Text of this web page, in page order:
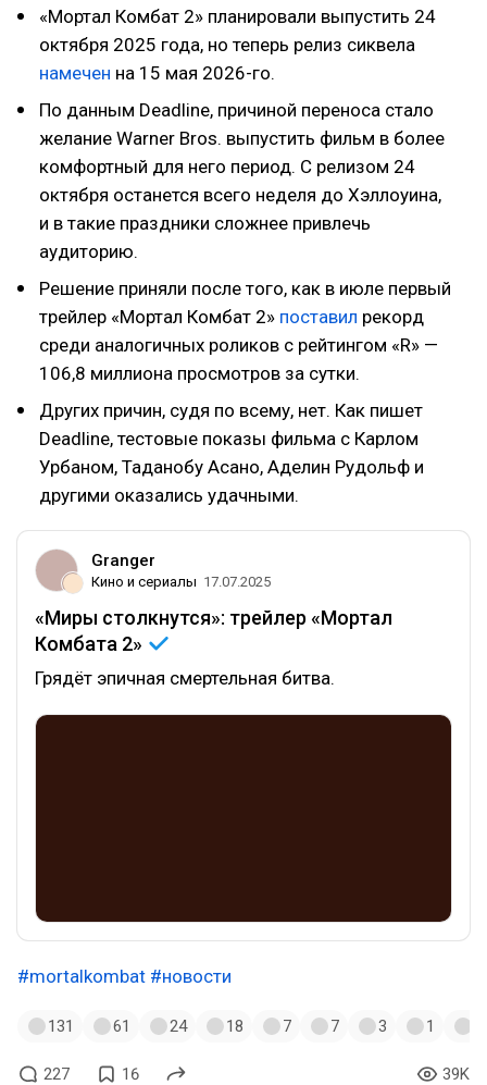
«Мортал Комбат 2» планировали выпустить 24
октября 2025 года, но теперь релиз сиквела
намечен на 15 мая 2026-го.
По данным Deadline, причиной переноса стало
желание Warner Bros. выпустить фильм в более
комфортный для него период. С релизом 24
октября останется всего неделя до Хэллоуина,
и в такие праздники сложнее привлечь
аудиторию.
Решение приняли после того, как в июле первый
трейлер «Мортал Комбат 2» поставил рекорд
среди аналогичных роликов с рейтингом «R» —
106,8 миллиона просмотров за сутки.
Других причин, судя по всему, нет. Как пишет
Deadline, тестовые показы фильма с Карлом
Урбаном, Таданобу Асано, Аделин Рудольф и
другими оказались удачными.
Granger
Кино и сериалы 17.07.2025
«Миры столкнутся»: трейлер «Мортал
Комбата 2»
Грядёт эпичная смертельная битва.
#mortalkombat #новости
131 61 24 18 7 7 3 1
227 16 39K